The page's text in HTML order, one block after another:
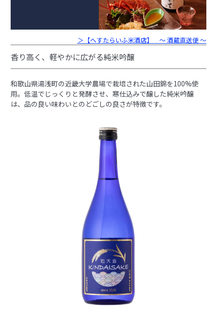
＞【へすたらいふ米酒店】 〜 酒蔵直送便 〜
香り高く、軽やかに広がる純米吟醸
和歌山県湯浅町の近畿大学農場で栽培された山田錦を100%使
用。低温でじっくりと発酵させ、寒仕込みで醸した純米吟醸
は、品の良い味わいとのどごしの良さが特徴です。